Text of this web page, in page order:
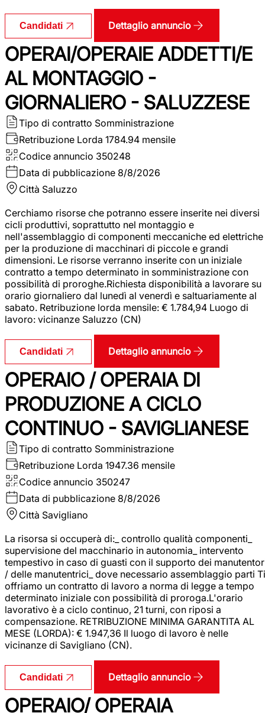
Candidati Dettaglio annuncio
OPERAI/OPERAIE ADDETTI/E
AL MONTAGGIO -
GIORNALIERO - SALUZZESE
Tipo di contratto Somministrazione
Retribuzione Lorda 1784.94 mensile
Codice annuncio 350248
Data di pubblicazione 8/8/2026
Città Saluzzo
Cerchiamo risorse che potranno essere inserite nei diversi
cicli produttivi, soprattutto nel montaggio e
nell'assemblaggio di componenti meccaniche ed elettriche
per la produzione di macchinari di piccole e grandi
dimensioni. Le risorse verranno inserite con un iniziale
contratto a tempo determinato in somministrazione con
possibilità di proroghe.Richiesta disponibilità a lavorare su
orario giornaliero dal lunedì al venerdì e saltuariamente al
sabato. Retribuzione lorda mensile: € 1.784,94 Luogo di
lavoro: vicinanze Saluzzo (CN)
Candidati Dettaglio annuncio
OPERAIO / OPERAIA DI
PRODUZIONE A CICLO
CONTINUO - SAVIGLIANESE
Tipo di contratto Somministrazione
Retribuzione Lorda 1947.36 mensile
Codice annuncio 350247
Data di pubblicazione 8/8/2026
Città Savigliano
La risorsa si occuperà di:_ controllo qualità componenti_
supervisione del macchinario in autonomia_ intervento
tempestivo in caso di guasti con il supporto dei
/ delle manutentrici_ dove necessario assemblaggio parti Ti
offriamo un contratto di lavoro a norma di legge a tempo
determinato iniziale con possibilità di proroga.L'orario
lavorativo è a ciclo continuo, 21 turni, con riposi a
compensazione. RETRIBUZIONE MINIMA GARANTITA AL
MESE (LORDA): € 1.947,36 Il luogo di lavoro è nelle
vicinanze di Savigliano (CN).
Candidati Dettaglio annuncio
OPERAIO/ OPERAIA